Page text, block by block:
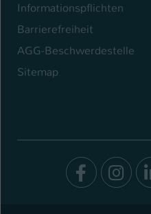
Informationspflichten
Barrierefreiheit
AGG-Beschwerdestelle
Sitemap